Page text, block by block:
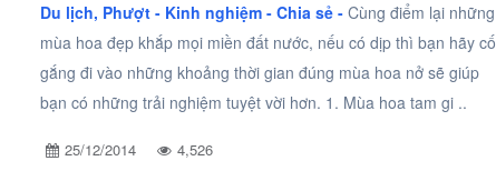
Du lịch, Phượt - Kinh nghiệm - Chia sẻ - Cùng điểm lại những
mùa hoa đẹp khắp mọi miền đất nước, nếu có dịp thì bạn hãy cố
gắng đi vào những khoảng thời gian đúng mùa hoa nở sẽ giúp
bạn có những trải nghiệm tuyệt vời hơn. 1. Mùa hoa tam gi ..
25/12/2014 4,526